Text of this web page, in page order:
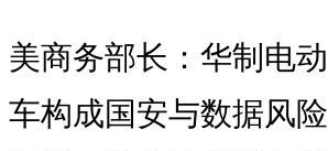
美商务部长：华制电动
车构成国安与数据风险